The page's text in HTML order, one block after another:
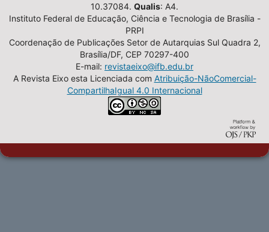
10.37084. Qualis: A4.
Instituto Federal de Educação, Ciência e Tecnologia de Brasília -
PRPI
Coordenação de Publicações Setor de Autarquias Sul Quadra 2,
Brasília/DF, CEP 70297-400
E-mail: revistaeixo@ifb.edu.br
A Revista Eixo esta Licenciada com Atribuição-NãoComercial-
CompartilhaIgual 4.0 Internacional